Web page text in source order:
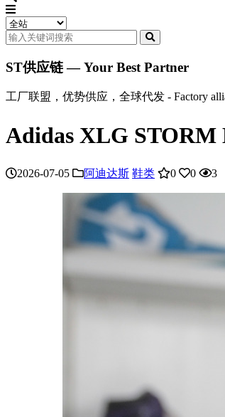
ST供应链 — Your Best Partner
工厂联盟，优势供应，全球代发 - Factory
Adidas XLG STORM
2026-07-05 阿迪达斯 鞋类 0 0 3